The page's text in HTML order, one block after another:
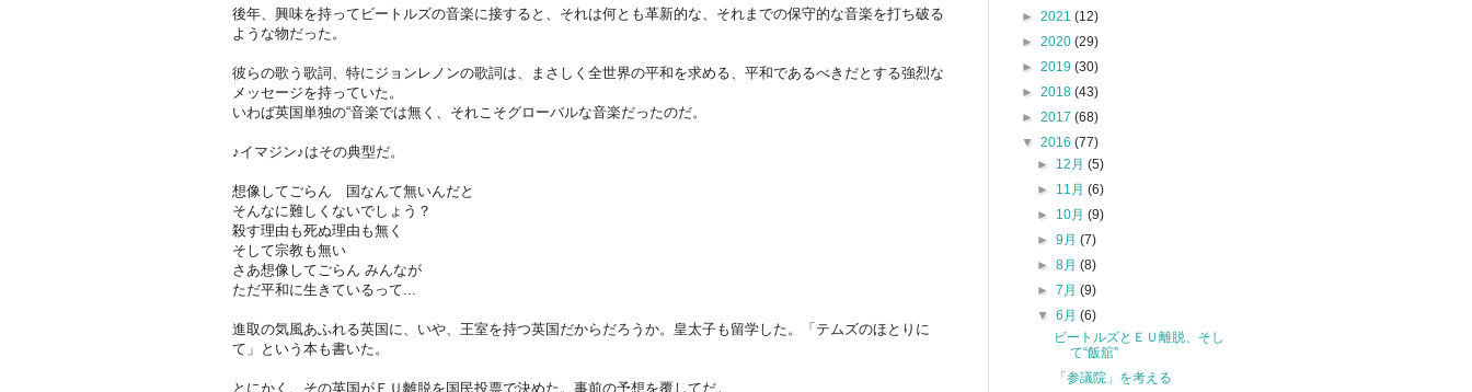
後年、興味を持ってビートルズの音楽に接すると、それは何とも革新的な、それまでの保守的な音楽を打ち破る
ような物だった。
彼らの歌う歌詞、特にジョンレノンの歌詞は、まさしく全世界の平和を求める、平和であるべきだとする強烈な
メッセージを持っていた。
いわば英国単独の“音楽では無く、それこそグローバルな音楽だったのだ。
♪イマジン♪はその典型だ。
想像してごらん 国なんて無いんだと
そんなに難しくないでしょう？
殺す理由も死ぬ理由も無く
そして宗教も無い
さあ想像してごらん みんなが
ただ平和に生きているって...
進取の気風あふれる英国に、いや、王室を持つ英国だからだろうか。皇太子も留学した。「テムズのほとりに
て」という本も書いた。
とにかく、その英国がＥＵ離脱を国民投票で決めた。事前の予想を覆してだ。
► 2021 (12)
► 2020 (29)
► 2019 (30)
► 2018 (43)
► 2017 (68)
▼ 2016 (77)
► 12月(5)
► 11月(6)
► 10月(9)
►9月(7)
►8月(8)
►7月(9)
▼6月(6)
ビートルズとＥＵ離脱、そし
て“飯舘”
「参議院」を考える